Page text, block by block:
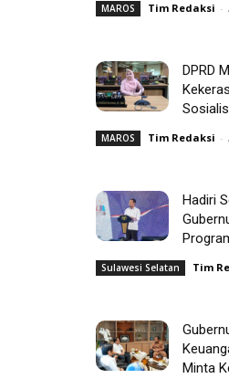
MAROS Tim Redaksi -
DPRD
MAROS Tim Redaksi -
Hadiri
Sulawesi Selatan Tim
Minta